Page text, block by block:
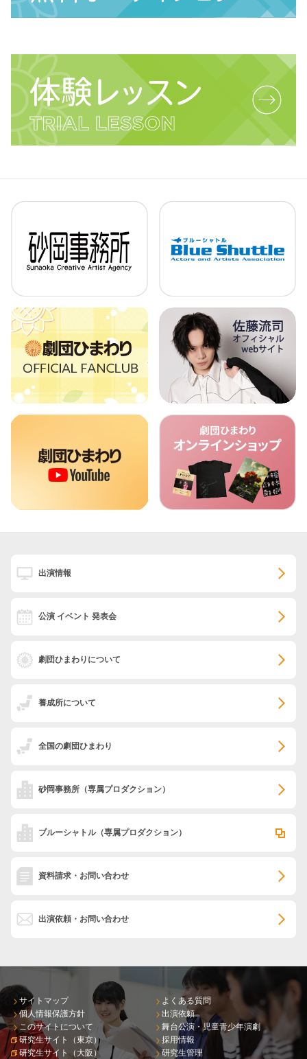
出演情報
公演 イベント 発表会
劇団ひまわりについて
養成所について
全国の劇団ひまわり
砂岡事務所 （専属プロダクション）
ブルーシャトル（専属プロダクション）
資料請求・お問い合わせ
出演依頼・お問い合わせ
サイトマップ
個人情報保護方針
このサイトについて
研究生サイト（東京）
研究生サイト（大阪）
よくある質問
出演依頼
舞台公演・児童青少年演劇
採用情報
研究生管理